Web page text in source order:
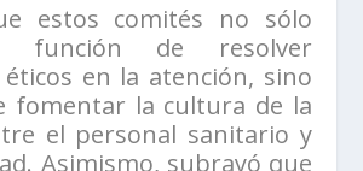
estos comités no sólo
función de resolver
en la atención, sino
fomentar la cultura de la
el personal sanitario y
Asimismo, subrayó que